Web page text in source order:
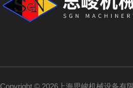
Copyright © 2026上海思峻机械设备有